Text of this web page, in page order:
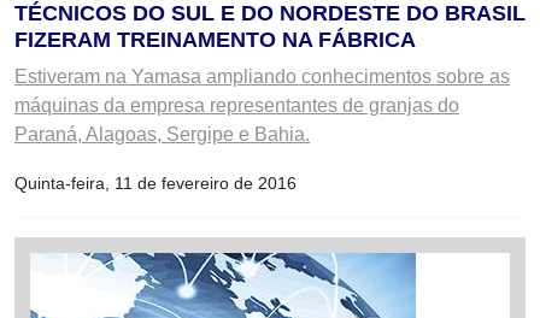
TÉCNICOS DO SUL E DO NORDESTE DO BRASIL
FIZERAM TREINAMENTO NA FÁBRICA
Estiveram na Yamasa ampliando conhecimentos sobre as
máquinas da empresa representantes de granjas do
Paraná, Alagoas, Sergipe e Bahia.
Quinta-feira, 11 de fevereiro de 2016